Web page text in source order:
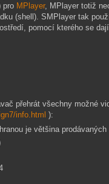
pro MPlayer, MPlayer totiž
(shell). SMPlayer tak
pomocí kterého se
přehrát všechny možné
info.html ):
je většina